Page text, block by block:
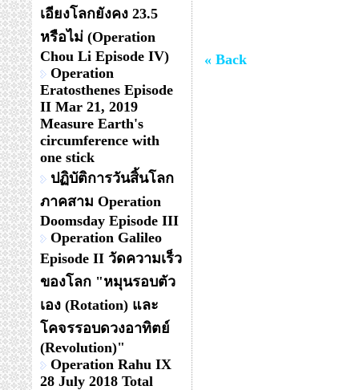
เอียงโลกยังคง 23.5
หรือไม่ (Operation
Chou Li Episode IV)
Operation
Eratosthenes Episode
II Mar 21, 2019
Measure Earth's
circumference with
one stick
ปฏิบัติการวันสิ้นโลก
ภาคสาม Operation
Doomsday Episode III
Operation Galileo
Episode II วัดความเร็ว
ของโลก "หมุนรอบตัว
เอง (Rotation) และ
โคจรรอบดวงอาทิตย์
(Revolution)"
Operation Rahu IX
28 July 2018 Total
« Back